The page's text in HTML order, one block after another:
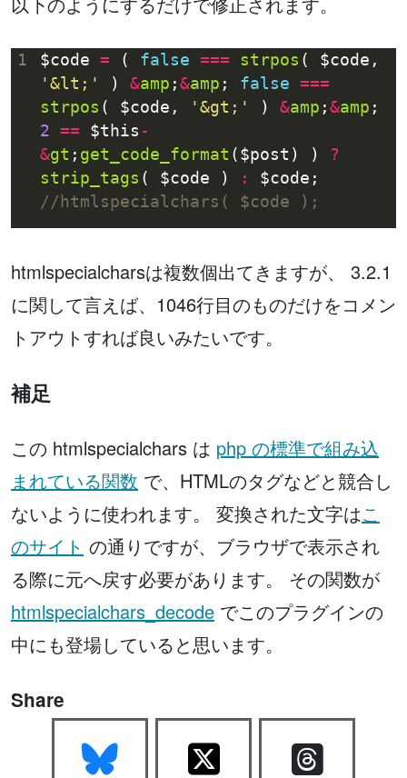
1 $code = ( false === strpos
'&lt;'
) &amp ; &amp ; false ===
strpos ( $code, '&gt;' ) &amp ; &amp
2 == $this -
&gt ; get_code_format ($post) ) ?
strip_tags ( $code ) :
htmlspecialcharsは複数個出てきますが、 3.2.1
に関して言えば、1046行目のものだけをコメン
トアウトすれば良いみたいです。
補足
この htmlspecialchars は php の標準で組み込
まれている関数 で、HTMLのタグなどと競合し
ないように使われます。 変換された文字はこ
のサイト の通りですが、ブラウザで表示され
る際に元へ戻す必要があります。 その関数が
htmlspecialchars_decode でこのプラグインの
中にも登場していると思います。
Share